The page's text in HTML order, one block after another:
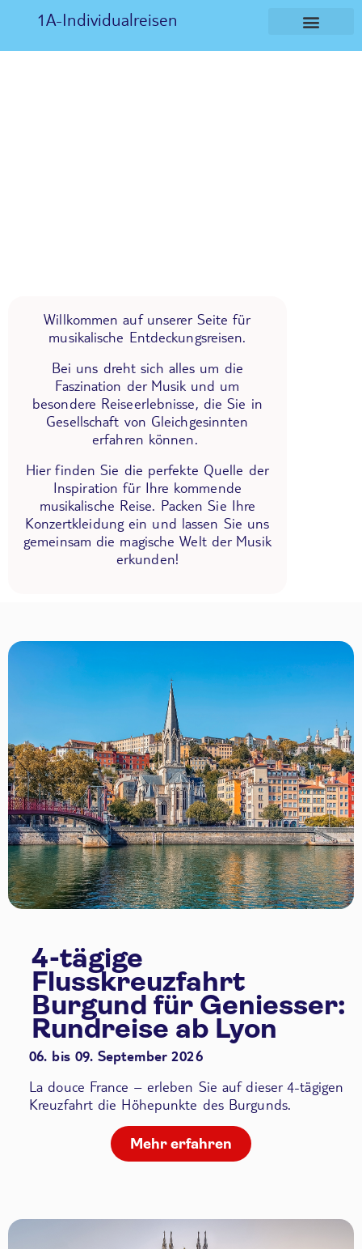
1A-Individualreisen
Willkommen auf unserer Seite für
musikalische Entdeckungsreisen.
Bei uns dreht sich alles um die
Faszination der Musik und um
besondere Reiseerlebnisse, die Sie in
Gesellschaft von Gleichgesinnten
erfahren können.
Hier finden Sie die perfekte Quelle der
Inspiration für Ihre kommende
musikalische Reise. Packen Sie Ihre
Konzertkleidung ein und lassen Sie uns
gemeinsam die magische Welt der Musik
erkunden!
4-tägige
Flusskreuzfahrt
Burgund für Geniesser:
Rundreise ab Lyon
06. bis 09. September 2026
La douce France – erleben Sie auf dieser 4-tägigen
Kreuzfahrt die Höhepunkte des Burgunds.
Mehr erfahren